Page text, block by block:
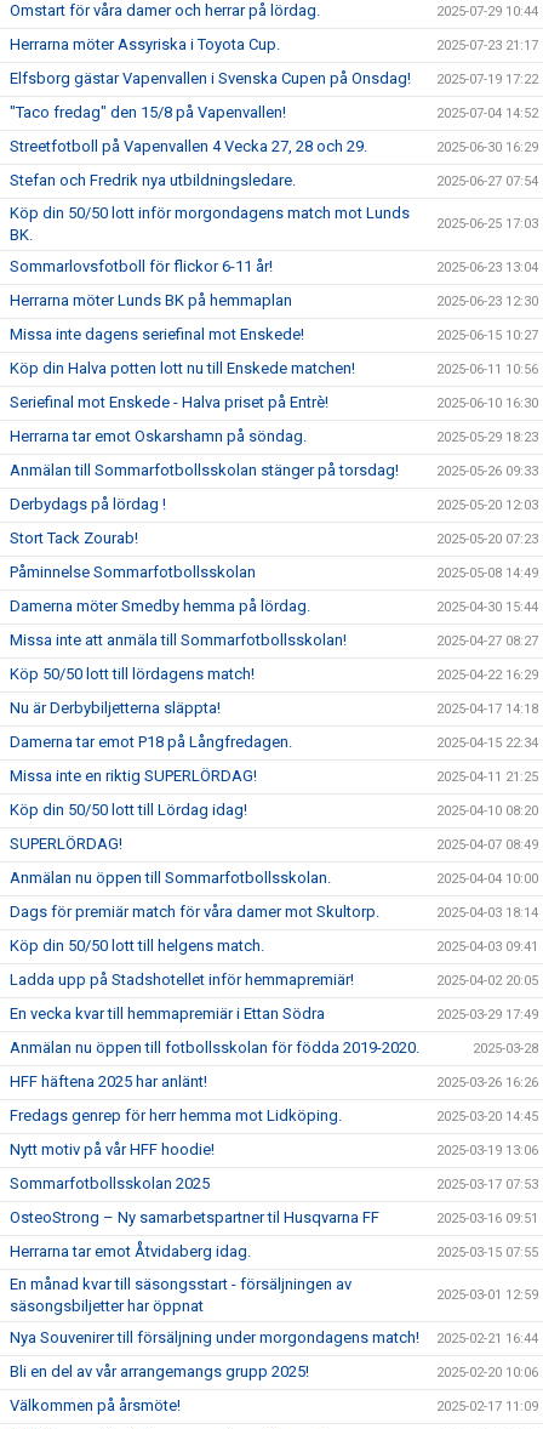
Omstart för våra damer och herrar på lördag. 2025-07-29 10:44
Herrarna möter Assyriska i Toyota Cup. 2025-07-23 21:17
Elfsborg gästar Vapenvallen i Svenska Cupen på Onsdag! 2025-07-19 17:22
"Taco fredag" den 15/8 på Vapenvallen! 2025-07-04 14:52
Streetfotboll på Vapenvallen 4 Vecka 27, 28 och 29. 2025-06-30 16:29
Stefan och Fredrik nya utbildningsledare. 2025-06-27 07:54
Köp din 50/50 lott inför morgondagens match mot Lunds
BK.
2025-06-25 17:03
Sommarlovsfotboll för flickor 6-11 år! 2025-06-23 13:04
Herrarna möter Lunds BK på hemmaplan 2025-06-23 12:30
Missa inte dagens seriefinal mot Enskede! 2025-06-15 10:27
Köp din Halva potten lott nu till Enskede matchen! 2025-06-11 10:56
Seriefinal mot Enskede - Halva priset på Entrè! 2025-06-10 16:30
Herrarna tar emot Oskarshamn på söndag. 2025-05-29 18:23
Anmälan till Sommarfotbollsskolan stänger på torsdag! 2025-05-26 09:33
Derbydags på lördag ! 2025-05-20 12:03
Stort Tack Zourab! 2025-05-20 07:23
Påminnelse Sommarfotbollsskolan 2025-05-08 14:49
Damerna möter Smedby hemma på lördag. 2025-04-30 15:44
Missa inte att anmäla till Sommarfotbollsskolan! 2025-04-27 08:27
Köp 50/50 lott till lördagens match! 2025-04-22 16:29
Nu är Derbybiljetterna släppta! 2025-04-17 14:18
Damerna tar emot P18 på Långfredagen. 2025-04-15 22:34
Missa inte en riktig SUPERLÖRDAG! 2025-04-11 21:25
Köp din 50/50 lott till Lördag idag! 2025-04-10 08:20
SUPERLÖRDAG! 2025-04-07 08:49
Anmälan nu öppen till Sommarfotbollsskolan. 2025-04-04 10:00
Dags för premiär match för våra damer mot Skultorp. 2025-04-03 18:14
Köp din 50/50 lott till helgens match. 2025-04-03 09:41
Ladda upp på Stadshotellet inför hemmapremiär! 2025-04-02 20:05
En vecka kvar till hemmapremiär i Ettan Södra 2025-03-29 17:49
Anmälan nu öppen till fotbollsskolan för födda 2019-2020. 2025-03-28
HFF häftena 2025 har anlänt! 2025-03-26 16:26
Fredags genrep för herr hemma mot Lidköping. 2025-03-20 14:45
Nytt motiv på vår HFF hoodie! 2025-03-19 13:06
Sommarfotbollsskolan 2025 2025-03-17 07:53
OsteoStrong – Ny samarbetspartner til Husqvarna FF 2025-03-16 09:51
Herrarna tar emot Åtvidaberg idag. 2025-03-15 07:55
En månad kvar till säsongsstart - försäljningen av
säsongsbiljetter har öppnat
2025-03-01 12:59
Nya Souvenirer till försäljning under morgondagens match! 2025-02-21 16:44
Bli en del av vår arrangemangs grupp 2025! 2025-02-20 10:06
Välkommen på årsmöte! 2025-02-17 11:09